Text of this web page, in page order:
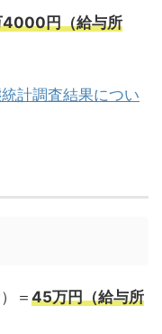
円（給与所
計調査結果につい
＝ 45万円（給与所